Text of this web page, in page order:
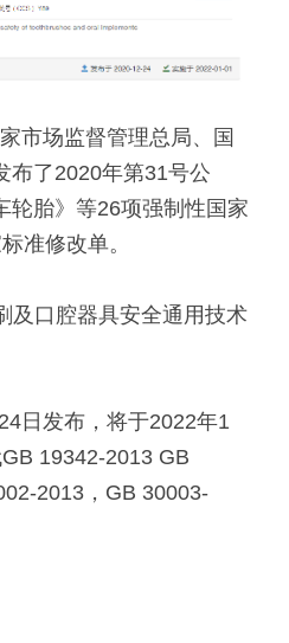
市场监督管理总局、国
布了2020年第31号公
轮胎》等26项强制性国家
准修改单。
及口腔器具安全通用技术
日发布，将于2022年1
19342-2013 GB
2013，GB 30003-